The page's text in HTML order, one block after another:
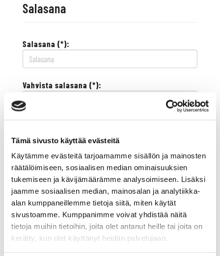
Tämä sivusto käyttää evästeitä
Käytämme evästeitä tarjoamamme sisällön ja mainosten
räätälöimiseen, sosiaalisen median ominaisuuksien
tukemiseen ja kävijämäärämme analysoimiseen. Lisäksi
jaamme sosiaalisen median, mainosalan ja analytiikka-
alan kumppaneillemme tietoja siitä, miten käytät
sivustoamme. Kumppanimme voivat yhdistää näitä
tietoja muihin tietoihin, joita olet antanut heille tai joita on
kerätty, kun olet käyttänyt heidän palvelujaan.
Salasana
Salasana (*):
Vahvista salasana (*):
Yhteystiedot
Katuosoite (*):
Maa (*):